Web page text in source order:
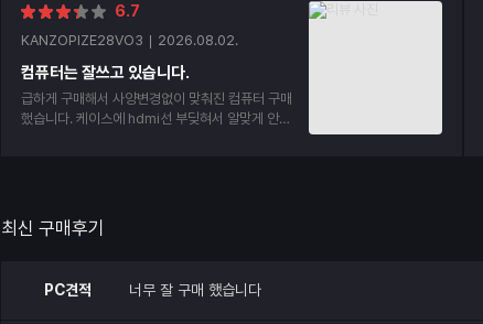
6.7
KANZOPIZE28VO3 2026.08.02.
컴퓨터는 잘쓰고 있습니다.
급하게 구매해서 사양변경없이 맞춰진 컴퓨터 구매
했습니다. 케이스에 hdmi선 부딪혀서 알맞게 안들
최신 구매후기
PC견적 너무 잘 구매 했습니다